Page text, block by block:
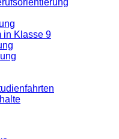
in Klasse 9